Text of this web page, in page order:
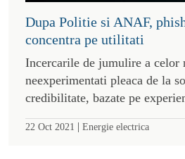
Dupa Politie si ANAF,
concentra pe utilitati
Incercarile de jumulire a celor
neexperimentati pleaca de la
credibilitate, bazate pe
22 Oct 2021 | Energie electrica